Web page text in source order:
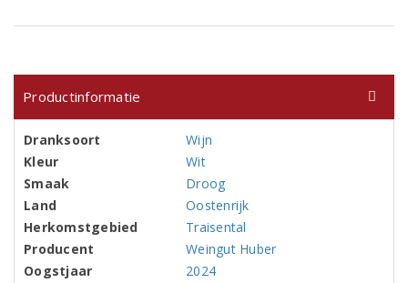
Productinformatie
Dranksoort
Wijn
Kleur
Wit
Smaak
Droog
Land
Oostenrijk
Herkomstgebied
Traisental
Producent
Weingut Huber
Oogstjaar
2024